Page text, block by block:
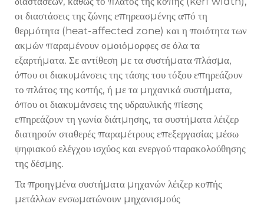
οι διαστάσεις της ζώνης επηρεασμένης από τη
θερμότητα (heat-affected zone) και η ποιότητα των
ακμών παραμένουν ομοιόμορφες σε όλα τα
εξαρτήματα. Σε αντίθεση με τα συστήματα πλάσμα,
όπου οι διακυμάνσεις της τάσης του τόξου επηρεάζουν
το πλάτος της κοπής, ή με τα μηχανικά συστήματα,
όπου οι διακυμάνσεις της υδραυλικής πίεσης
επηρεάζουν τη γωνία διάτμησης, τα συστήματα λέιζερ
διατηρούν σταθερές παραμέτρους επεξεργασίας μέσω
ψηφιακού ελέγχου ισχύος και ενεργού παρακολούθησης
της δέσμης.
Τα προηγμένα συστήματα μηχανών λέιζερ κοπής
μετάλλων ενσωματώνουν μηχανισμούς